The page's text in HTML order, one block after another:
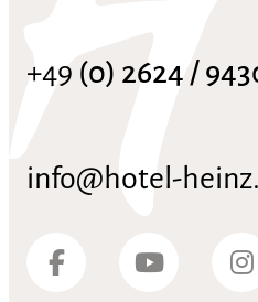
+49 (0) 2624 /
info@hotel-